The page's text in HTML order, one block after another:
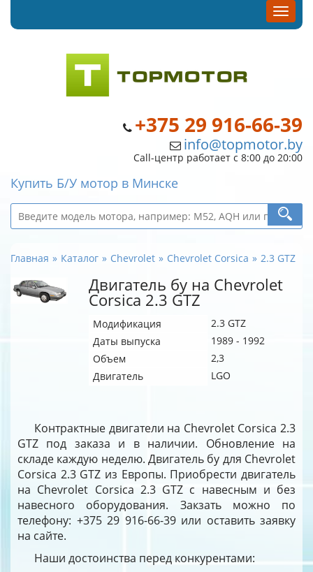
+375 29 916-66-39
info@topmotor.by
Call-центр работает с 8:00 до 20:00
Купить Б/У мотор в Минске
Главная Каталог Chevrolet Chevrolet Corsica 2.3 GTZ
Двигатель бу на Chevrolet
Corsica 2.3 GTZ
Модификация
2.3 GTZ
Даты выпуска
1989 - 1992
Объем
2,3
Двигатель
LGO
Контрактные двигатели на Chevrolet Corsica 2.3
GTZ под заказа и в наличии. Обновление на
складе каждую неделю. Двигатель бу для Chevrolet
Corsica 2.3 GTZ из Европы. Приобрести двигатель
на Chevrolet Corsica 2.3 GTZ с навесным и без
навесного оборудования. Закзать можно по
телефону: +375 29 916-66-39 или оставить заявку
на сайте.
Наши достоинства перед конкурентами: